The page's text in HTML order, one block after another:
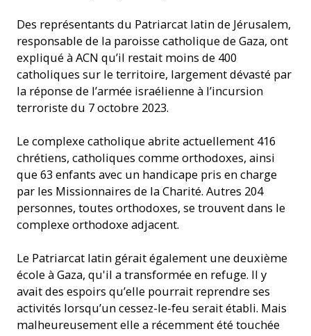
Des représentants du Patriarcat latin de Jérusalem,
responsable de la paroisse catholique de Gaza, ont
expliqué à ACN qu’il restait moins de 400
catholiques sur le territoire, largement dévasté par
la réponse de l’armée israélienne à l’incursion
terroriste du 7 octobre 2023.
Le complexe catholique abrite actuellement 416
chrétiens, catholiques comme orthodoxes, ainsi
que 63 enfants avec un handicape pris en charge
par les Missionnaires de la Charité. Autres 204
personnes, toutes orthodoxes, se trouvent dans le
complexe orthodoxe adjacent.
Le Patriarcat latin gérait également une deuxième
école à Gaza, qu'il a transformée en refuge. Il y
avait des espoirs qu’elle pourrait reprendre ses
activités lorsqu’un cessez-le-feu serait établi. Mais
malheureusement elle a récemment été touchée